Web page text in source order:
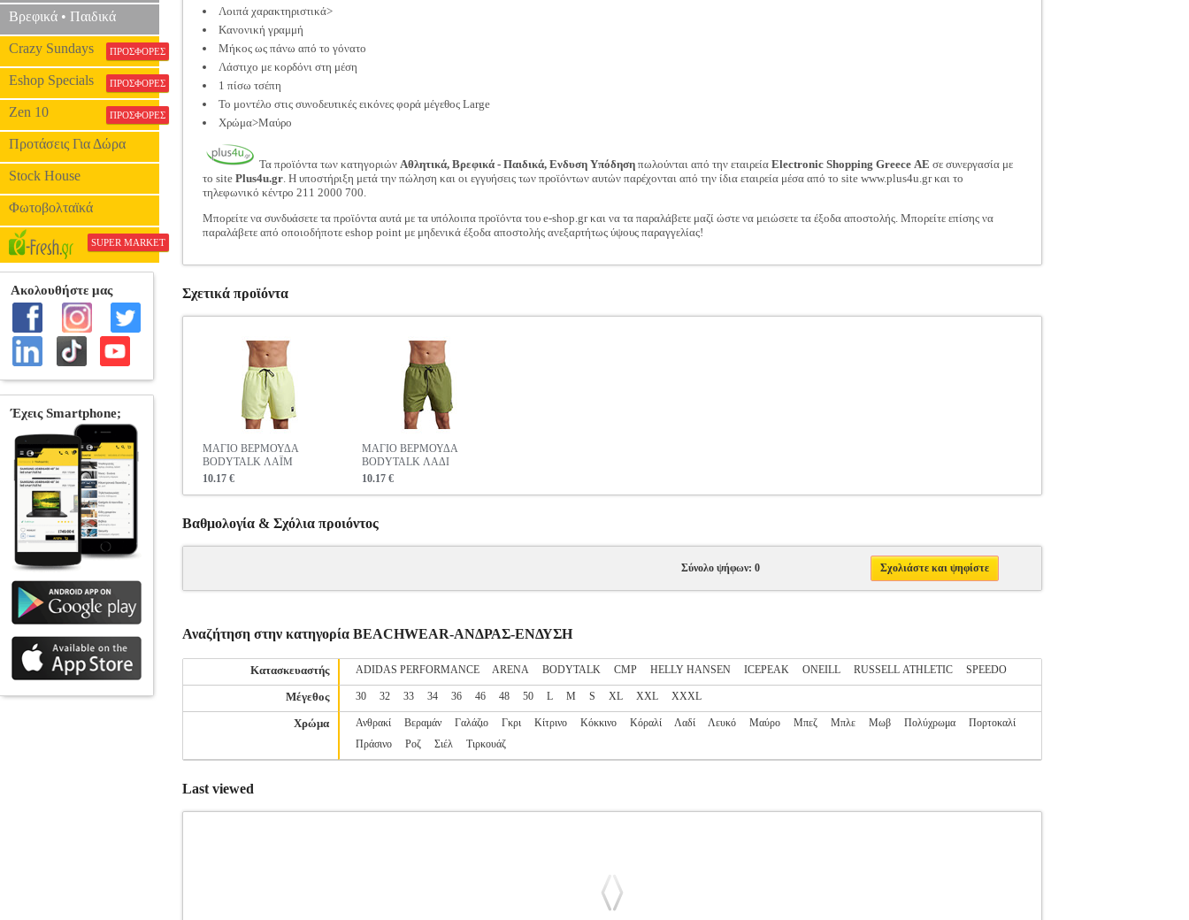
Βρεφικά • Παιδικά
Crazy Sundays ΠΡΟΣΦΟΡΕΣ
Eshop Specials ΠΡΟΣΦΟΡΕΣ
Zen 10 ΠΡΟΣΦΟΡΕΣ
Προτάσεις Για Δώρα
Stock House
Φωτοβολταϊκά
SUPER MARKET
Λοιπά χαρακτηριστικά>
Κανονική γραμμή
Μήκος ως πάνω από το γόνατο
Λάστιχο με κορδόνι στη μέση
1 πίσω τσέπη
Το μοντέλο στις συνοδευτικές εικόνες φορά μέγεθος Large
Χρώμα>Μαύρο
Τα προϊόντα των κατηγοριών Αθλητικά, Βρεφικά - Παιδικά, Ενδυση Υπόδηση πωλούνται από την εταιρεία Electronic Shopping Greece ΑΕ σε συνεργασία με
το site Plus4u.gr. Η υποστήριξη μετά την πώληση και οι εγγυήσεις των προϊόντων αυτών παρέχονται από την ίδια εταιρεία μέσα από το site www.plus4u.gr και το
τηλεφωνικό κέντρο 211 2000 700.
Μπορείτε να συνδυάσετε τα προϊόντα αυτά με τα υπόλοιπα προϊόντα του e-shop.gr και να τα παραλάβετε μαζί ώστε να μειώσετε τα έξοδα αποστολής. Μπορείτε επίσης να
παραλάβετε από οποιοδήποτε eshop point με μηδενικά έξοδα αποστολής ανεξαρτήτως ύψους παραγγελίας!
Σχετικά προϊόντα
ΜΑΓΙΟ ΒΕΡΜΟΥΔΑ
BODYTALK ΛΑΪΜ
10.17 €
ΜΑΓΙΟ ΒΕΡΜΟΥΔΑ
BODYTALK ΛΑΔΙ
10.17 €
Βαθμολογία & Σχόλια προιόντος
Σύνολο ψήφων: 0 Σχολιάστε και ψηφίστε
Αναζήτηση στην κατηγορία BEACHWEAR-ΑΝΔΡΑΣ-ΕΝΔΥΣΗ
Κατασκευαστής ADIDAS PERFORMANCE ARENA BODYTALK CMP HELLY HANSEN ICEPEAK ONEILL RUSSELL ATHLETIC SPEEDO
Μέγεθος 30 32 33 34 36 46 48 50 L M S XL XXL XXXL
Χρώμα Ανθρακί Βεραμάν Γαλάζιο Γκρι Κίτρινο Κόκκινο Κόραλί Λαδί Λευκό Μαύρο Μπεζ Μπλε Μωβ Πολύχρωμα
Πορτοκαλί
Πράσινο
Ροζ Σιέλ Τιρκουάζ
Last viewed